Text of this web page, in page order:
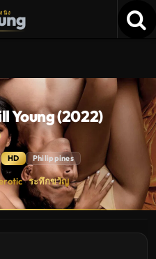
นัง
Young (2022)
HD Philippines
· ระทึกขวัญ